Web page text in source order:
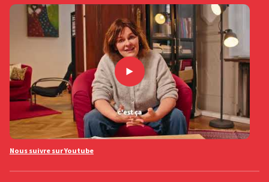
Nous suivre sur Youtube